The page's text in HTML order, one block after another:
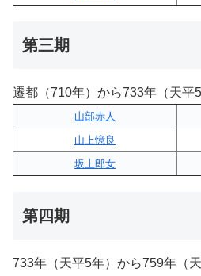
第三期
遷都（710年）から733年（天平
山部赤人
山上憶良
坂上郎女
第四期
733年（天平5年）から759年（